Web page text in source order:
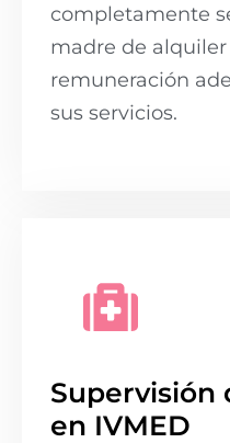
completamente
madre de
remuneración
sus servicios.
Supervisión
en IVMED